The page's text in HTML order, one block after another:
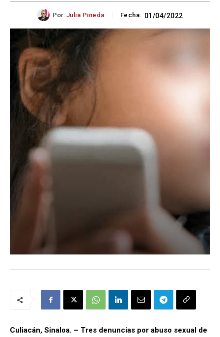
Por: Julia Pineda Fecha: 01/04/2022
Culiacán, Sinaloa. – Tres denuncias por abuso sexual de